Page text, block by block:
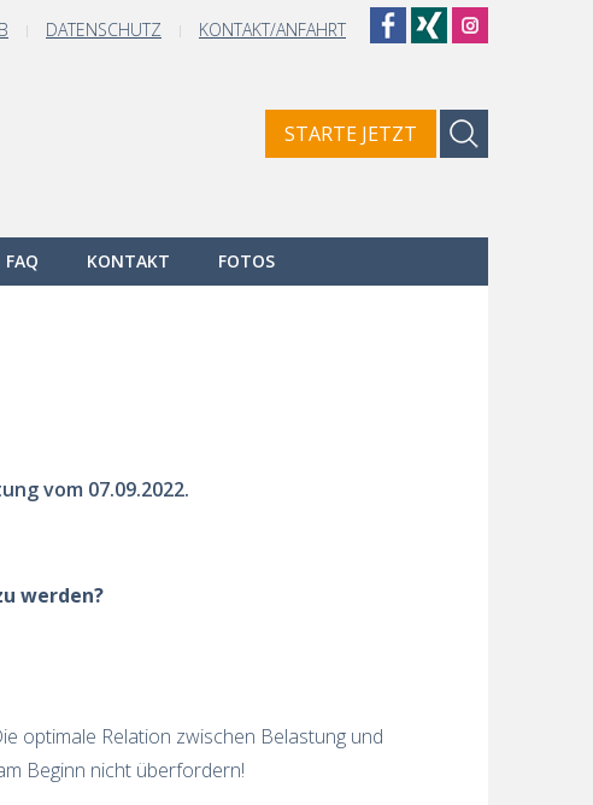
DATENSCHUTZ KONTAKT/ANFAHRT
STARTE JETZT
Suchen
FAQ KONTAKT FOTOS
vom 07.09.2022.
werden?
optimale Relation zwischen Belastung und
Beginn nicht überfordern!